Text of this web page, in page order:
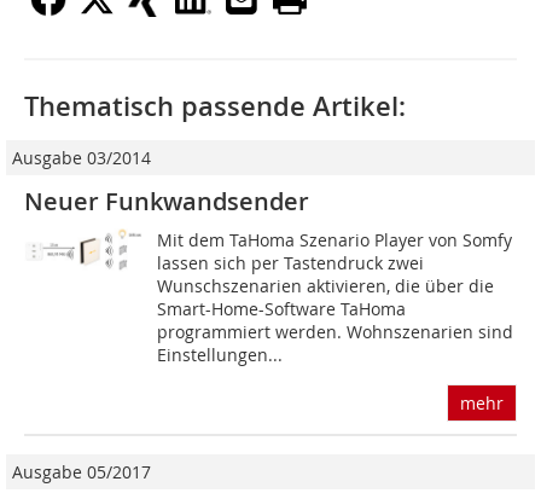
Thematisch passende Artikel:
Ausgabe 03/2014
Neuer Funkwandsender
Mit dem TaHoma Szenario Player von Somfy
lassen sich per Tastendruck zwei
Wunschszenarien aktivieren, die über die
Smart-Home-Software TaHoma
programmiert werden. Wohnszenarien sind
Einstellungen...
mehr
Ausgabe 05/2017